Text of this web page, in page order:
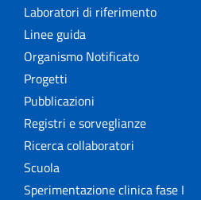
Laboratori di riferimento
Linee guida
Organismo Notificato
Progetti
Pubblicazioni
Registri e sorveglianze
Ricerca collaboratori
Scuola
Sperimentazione clinica fase I